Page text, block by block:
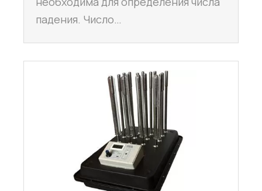
падения. Число…